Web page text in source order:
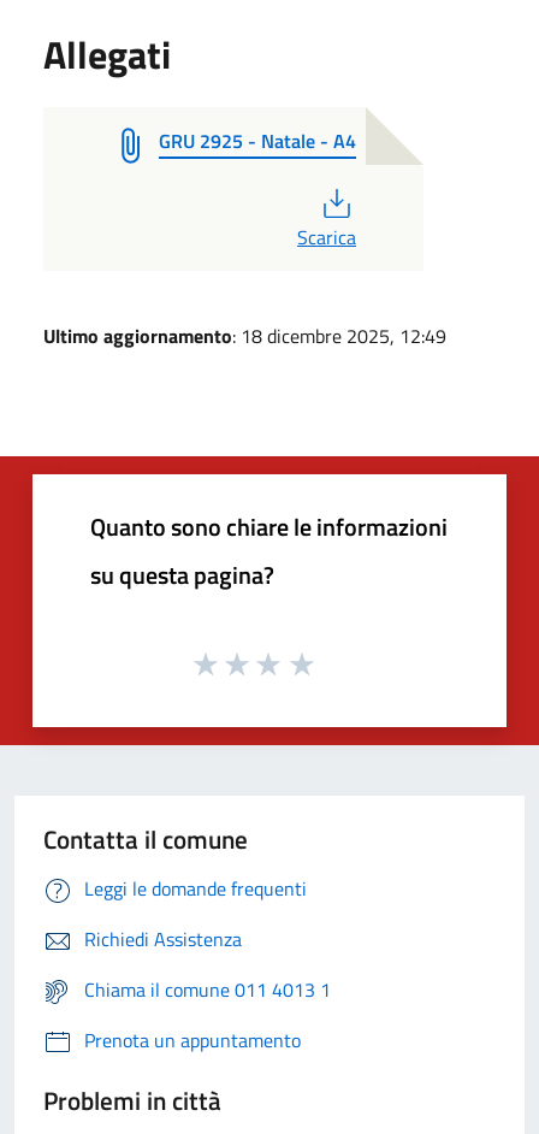
Allegati
GRU 2925 - Natale - A4
Scarica
Ultimo aggiornamento: 18 dicembre 2025, 12:49
Quanto sono chiare le informazioni
su questa pagina?
Contatta il comune
Leggi le domande frequenti
Richiedi Assistenza
Chiama il comune 011 4013 1
Prenota un appuntamento
Problemi in città